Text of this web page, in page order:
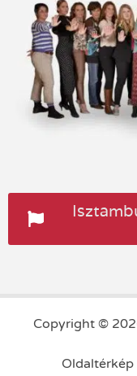
Copyright ©
Oldaltérkép